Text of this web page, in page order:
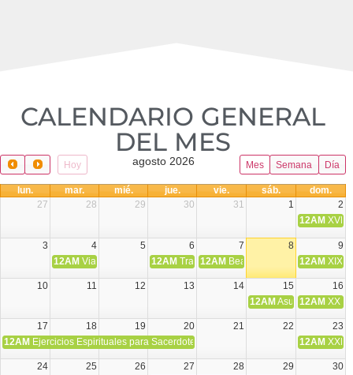
CALENDARIO GENERAL
DEL MES​
Hoy Mes Semana Día
agosto 2026
lun. mar. mié. jue. vie. sáb.
dom.
27
28 29 30 31 1
2
12AM XVIII
3 4 5 6 7 8
9
12AM Viaje Diocesano a Japón.
12AM Transfiguración del Señor
12AM Beatos Cruz Laplana,
12AM XIX
10 11 12 13 14 15
16
12AM Asunción de la
12AM XX
17 18 19 20 21 22
23
12AM Ejercicios Espirituales para Sacerdotes. Priego. 12AM XXI
24 25 26 27 28 29
30